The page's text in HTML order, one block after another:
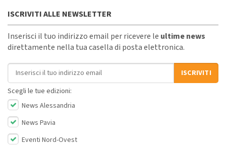
ISCRIVITI ALLE NEWSLETTER
Inserisci il tuo indirizzo email per ricevere le ultime news
direttamente nella tua casella di posta elettronica.
Indirizzo email
ISCRIVITI
Scegli le tue edizioni:
News Alessandria
News Pavia
Eventi Nord-Ovest